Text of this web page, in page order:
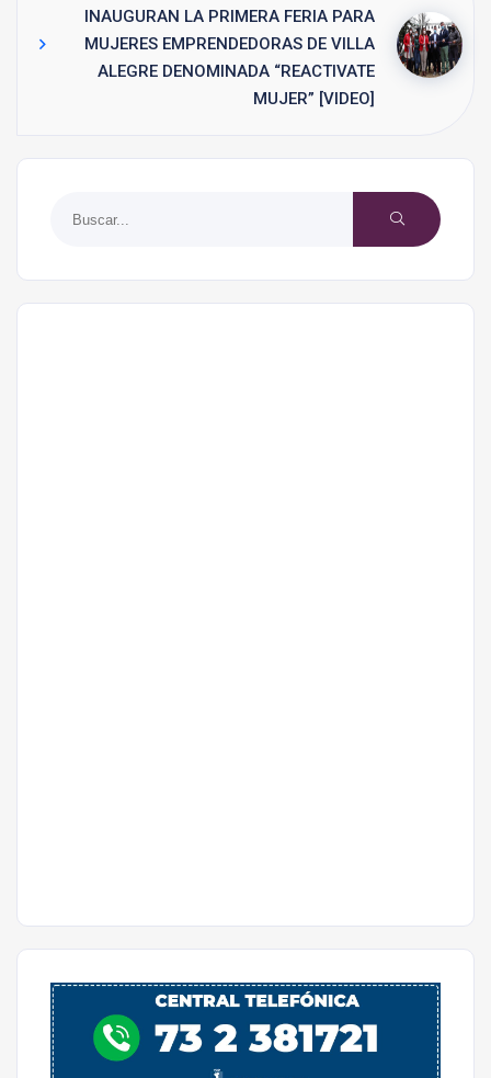
INAUGURAN LA PRIMERA FERIA PARA
MUJERES EMPRENDEDORAS DE VILLA
ALEGRE DENOMINADA “REACTIVATE
MUJER” [VIDEO]